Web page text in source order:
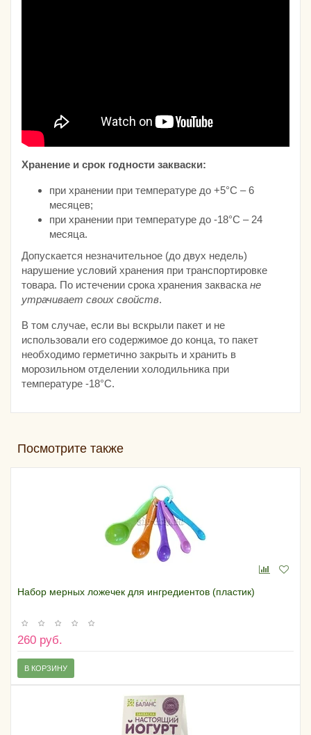
Хранение и срок годности закваски:
при хранении при температуре до +5°С – 6
месяцев;
при хранении при температуре до -18°С – 24
месяца.
Допускается незначительное (до двух недель)
нарушение условий хранения при транспортировке
товара. По истечении срока хранения закваска не
утрачивает своих свойств.
В том случае, если вы вскрыли пакет и не
использовали его содержимое до конца, то пакет
необходимо герметично закрыть и хранить в
морозильном отделении холодильника при
температуре -18°С.
Посмотрите также
Набор мерных ложечек для ингредиентов (пластик)
260 руб.
В КОРЗИНУ